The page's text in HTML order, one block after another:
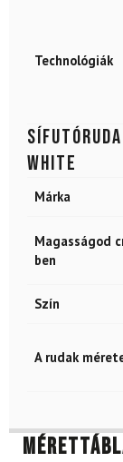
Technológiák
White
Márka
Magasságod
ben
Szín
A rudak